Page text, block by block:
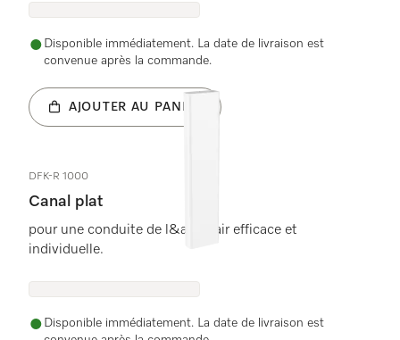
Disponible immédiatement. La date de livraison est
convenue après la commande.
AJOUTER AU PANIER
DFK-R 1000
Canal plat
pour une conduite de l&apos;air efficace et
individuelle.
Disponible immédiatement. La date de livraison est